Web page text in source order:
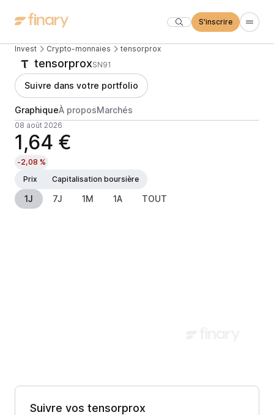
S'inscrire
Invest Crypto-monnaies tensorprox
tensorproxSN91
Suivre dans votre portfolio
GraphiqueÀ proposMarchés
08 août 2026
1,64 €
-2,08 %
Prix
Capitalisation boursière
1J 7J 1M 1A TOUT
Suivre vos tensorprox